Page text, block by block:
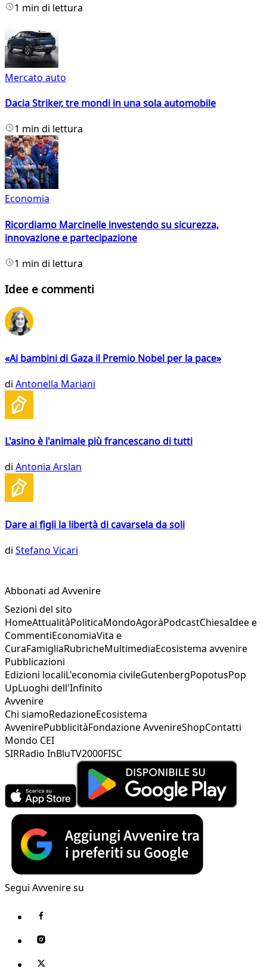
1 min di lettura
Mercato auto
Dacia Striker, tre mondi in una sola automobile
1 min di lettura
Economia
Ricordiamo Marcinelle investendo su sicurezza,
innovazione e partecipazione
1 min di lettura
Idee e commenti
«Ai bambini di Gaza il Premio Nobel per la pace»
di Antonella Mariani
L'asino è l'animale più francescano di tutti
di Antonia Arslan
Dare ai figli la libertà di cavarsela da soli
di Stefano Vicari
Abbonati ad Avvenire
Sezioni del sito
HomeAttualitàPoliticaMondoAgoràPodcastChiesaIdee e
CommentiEconomiaVita e
CuraFamigliaRubricheMultimediaEcosistema avvenire
Pubblicazioni
Edizioni localiL'economia civileGutenbergPopotusPop
UpLuoghi dell'Infinito
Avvenire
Chi siamoRedazioneEcosistema
AvvenirePubblicitàFondazione AvvenireShopContatti
Mondo CEI
SIRRadio InBluTV2000FISC
Segui Avvenire su